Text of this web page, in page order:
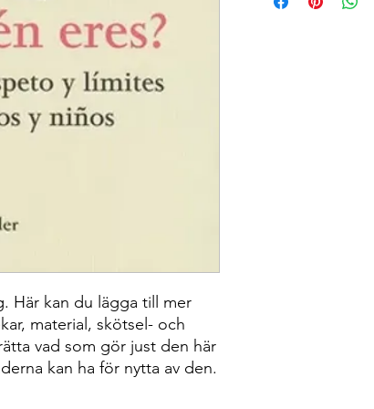
Här kan du lägga till mer
material, skötsel- och
vad som gör just den här
kan ha för nytta av den.